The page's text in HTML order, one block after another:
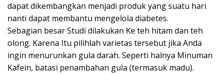
dapat dikembangkan menjadi produk yang suatu hari
nanti dapat membantu mengelola diabetes.
Sebagian besar Studi dilakukan Ke teh hitam dan teh
olong. Karena Itu pilihlah varietas tersebut jika Anda
ingin menurunkan gula darah. Seperti halnya Minuman
Kafein, batasi penambahan gula (termasuk madu).